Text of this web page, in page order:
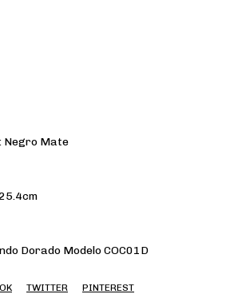
Negro Mate
Dorado Modelo COC01D
TWITTER PINTEREST